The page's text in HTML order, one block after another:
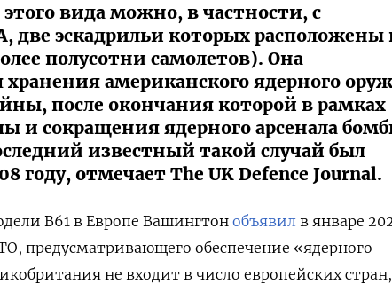
вида можно, в частности, с
две эскадрильи которых расположены
полусотни самолетов). Она
хранения американского ядерного
после окончания которой в рамках
и сокращения ядерного арсенала
известный такой случай был
году, отмечает The UK Defence Journal.
B61 в Европе Вашингтон объявил в январе
предусматривающего обеспечение «ядерного
не входит в число европейских